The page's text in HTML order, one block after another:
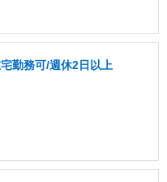
勤務可/週休2日以上